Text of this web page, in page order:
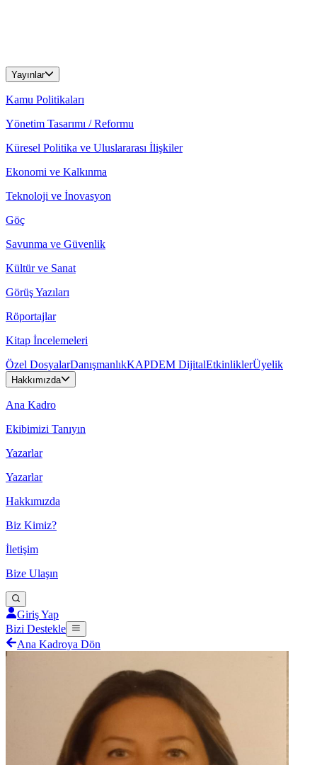
Yayınlar
Kamu Politikaları
Yönetim Tasarımı / Reformu
Küresel Politika ve Uluslararası İlişkiler
Ekonomi ve Kalkınma
Teknoloji ve İnovasyon
Göç
Savunma ve Güvenlik
Kültür ve Sanat
Görüş Yazıları
Röportajlar
Kitap İncelemeleri
Özel DosyalarDanışmanlıkKAPDEM DijitalEtkinliklerÜyelik
Hakkımızda
Ana Kadro
Ekibimizi Tanıyın
Yazarlar
Yazarlar
Hakkımızda
Biz Kimiz?
İletişim
Bize Ulaşın
Giriş Yap
Bizi Destekle
Ana Kadroya Dön